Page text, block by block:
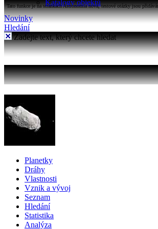
Katalogy objektů
Tato funkce je na stránkách Astronomia nová, testové otázky jsou
Novinky
Hledání
Zadejte text, který chcete hledat
Planetky
Dráhy
Vlastnosti
Vznik a vývoj
Seznam
Hledání
Statistika
Analýza